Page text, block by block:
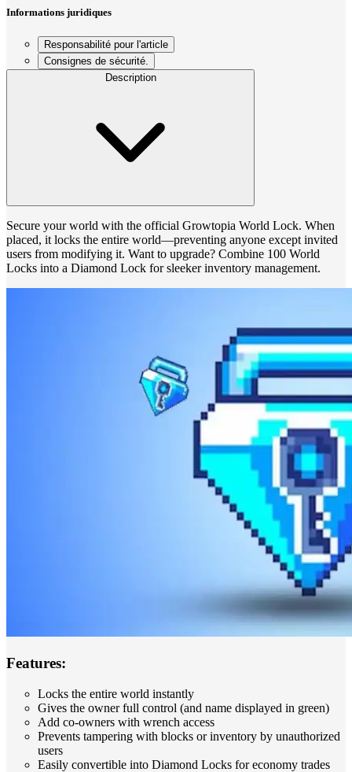
Informations juridiques
Responsabilité pour l'article
Consignes de sécurité.
Description
Secure your world with the official Growtopia World Lock. When
placed, it locks the entire world—preventing anyone except invited
users from modifying it. Want to upgrade? Combine 100 World
Locks into a Diamond Lock for sleeker inventory management.
Features:
Locks the entire world instantly
Gives the owner full control (and name displayed in green)
Add co‑owners with wrench access
Prevents tampering with blocks or inventory by unauthorized
users
Easily convertible into Diamond Locks for economy trades